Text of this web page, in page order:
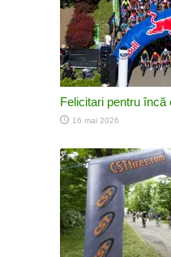
Felicitari pentru încă
16 mai 2026